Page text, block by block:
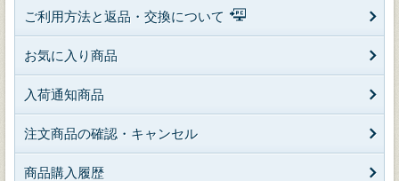
ご利用方法と返品・交換について
お気に入り商品
入荷通知商品
注文商品の確認・キャンセル
商品購入履歴